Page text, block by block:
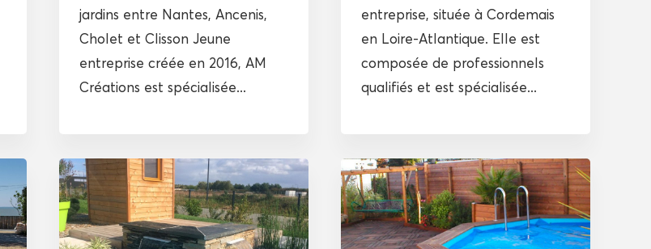
jardins entre Nantes, Ancenis,
Cholet et Clisson Jeune
entreprise créée en 2016, AM
Créations est spécialisée...
entreprise, située à Cordemais
en Loire-Atlantique. Elle est
composée de professionnels
qualifiés et est spécialisée...